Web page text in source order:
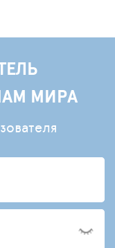
МИРА